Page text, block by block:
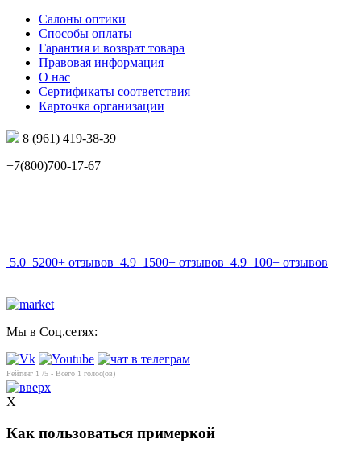
Салоны оптики
Способы оплаты
Гарантия и возврат товара
Правовая информация
О нас
Сертификаты соответствия
Карточка организации
8 (961) 419-38-39
+7(800)700-17-67
5.0 5200+ отзывов 4.9 1500+ отзывов 4.9 100+ отзывов
Мы в Соц.сетях:
Рейтинг 1 /5 - Всего 1 голос(ов)
X
Как пользоваться примеркой